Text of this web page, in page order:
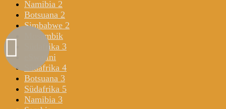
Namibia 2
Botsuana 2
Simbabwe 2
Mosambik
Südafrika 3
eSwatini
Südafrika 4
Botsuana 3
Südafrika 5
Namibia 3